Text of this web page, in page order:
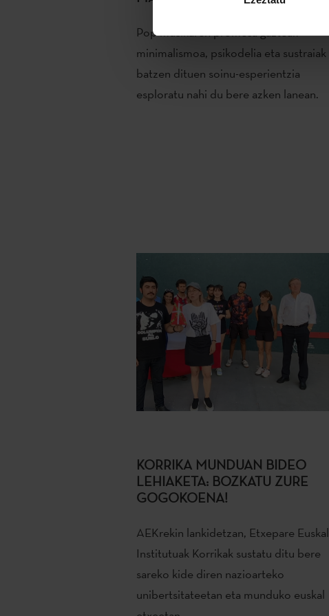
Pop musikaren promesa gazteak
minimalismoa, psikodelia eta sustraiak
batzen dituen soinu-esperientzia
esploratu nahi du bere azken lanean.
KORRIKA MUNDUAN BIDEO
LEHIAKETA: BOZKATU ZURE
GOGOKOENA!
AEKrekin lankidetzan, Etxepare Euskal
Institutuak Korrikak sustatu ditu bere
sareko kide diren nazioarteko
unibertsitateetan eta munduko euskal